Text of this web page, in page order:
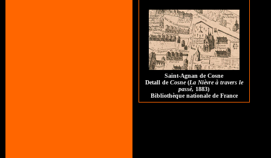
Saint-Agnan de Cosne
Detall deCosne(La Nièvre à travers le
passé, 1883)
Bibliothèque nationale de France